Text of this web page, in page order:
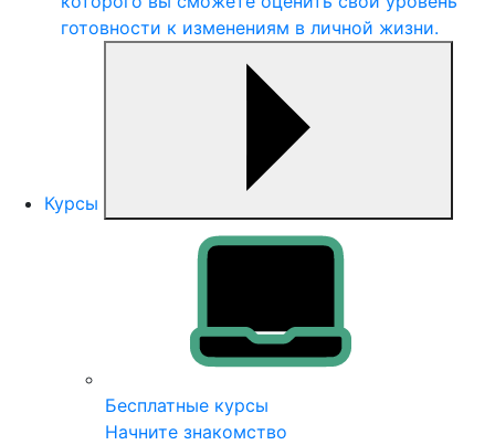
готовности к изменениям в личной жизни.
Курсы
Бесплатные курсы
Начните знакомство